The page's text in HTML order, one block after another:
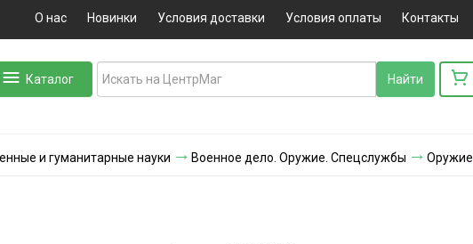
О нас Новинки Условия доставки Условия оплаты Контакты
Каталог
и гуманитарные науки Военное дело. Оружие. Спецслужбы Оружие